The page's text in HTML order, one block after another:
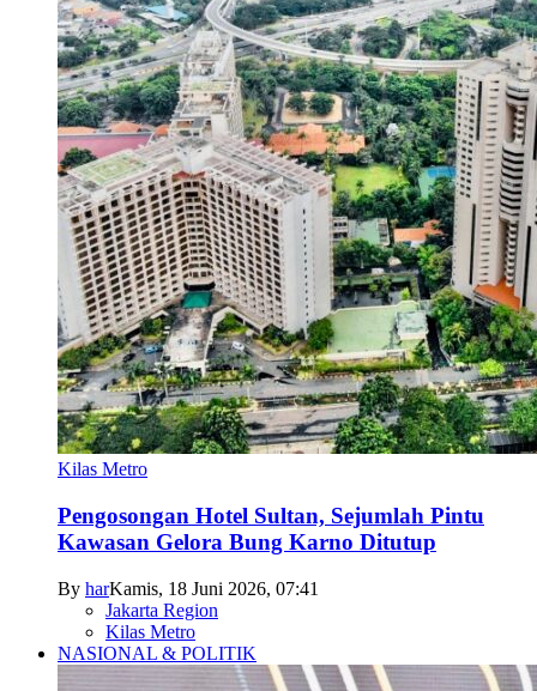
Kilas Metro
Pengosongan Hotel Sultan, Sejumlah Pintu
Kawasan Gelora Bung Karno Ditutup
By harKamis, 18 Juni 2026, 07:41
Jakarta Region
Kilas Metro
NASIONAL & POLITIK